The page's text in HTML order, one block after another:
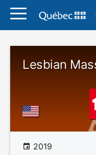
Lesbian
2019